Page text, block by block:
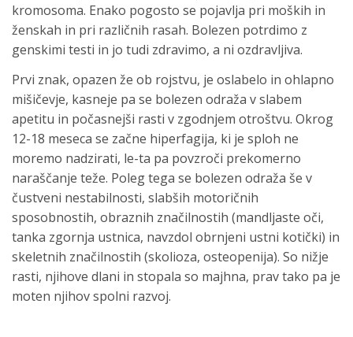
kromosoma. Enako pogosto se pojavlja pri moških in
ženskah in pri različnih rasah. Bolezen potrdimo z
genskimi testi in jo tudi zdravimo, a ni ozdravljiva.
Prvi znak, opazen že ob rojstvu, je oslabelo in ohlapno
mišičevje, kasneje pa se bolezen odraža v slabem
apetitu in počasnejši rasti v zgodnjem otroštvu. Okrog
12-18 meseca se začne hiperfagija, ki je sploh ne
moremo nadzirati, le-ta pa povzroči prekomerno
naraščanje teže. Poleg tega se bolezen odraža še v
čustveni nestabilnosti, slabših motoričnih
sposobnostih, obraznih značilnostih (mandljaste oči,
tanka zgornja ustnica, navzdol obrnjeni ustni kotički) in
skeletnih značilnostih (skolioza, osteopenija). So nižje
rasti, njihove dlani in stopala so majhna, prav tako pa je
moten njihov spolni razvoj.